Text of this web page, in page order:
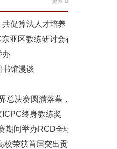
促算法人才培养
亚区教练研讨会在
办
书馆漫谈
总决赛圆满落幕，浙
终身教练奖
期间举办RCD全球研
校荣获首届突出贡献